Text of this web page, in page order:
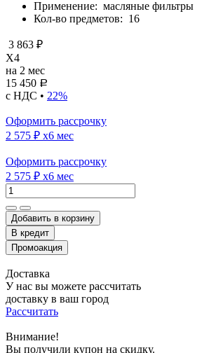
Применение: масляные фильтры
Кол-во предметов: 16
3 863 ₽
X4
на 2 мес
15 450 Р
с НДС • 22%
Оформить рассрочку
2 575 ₽ x6 мес
Оформить рассрочку
2 575 ₽ x6 мес
Добавить в корзину
Доставка
У нас вы можете рассчитать
доставку в ваш город
Рассчитать
Внимание!
Вы получили купон на скидку.